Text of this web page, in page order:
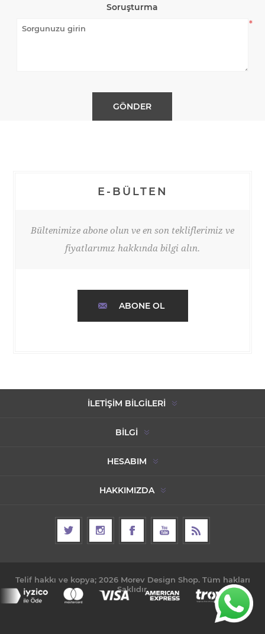
Soruşturma
*
E-BÜLTEN
Bültenimize abone olun ve en son tekliflerimiz ve
fiyatlarımız hakkında bilgi alın.
ABONE OL
İLETIŞIM BILGILERI
BILGI
HESABIM
HAKKIMIZDA
Telif hakkı ve kopya; 2026 Morev Design Shop. Tüm hakları
Saklıdır.